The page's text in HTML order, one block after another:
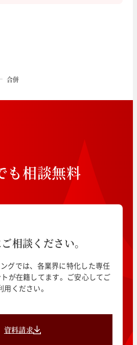
合併
も相談無料
相談ください。
グでは、各業界に特化した専任
が在籍してます。ご安心してご
用ください。
資料請求